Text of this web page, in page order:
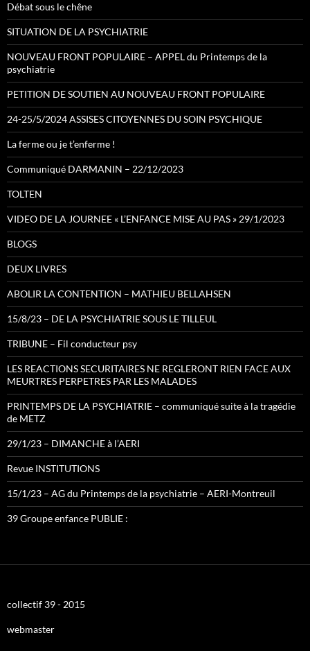
Débat sous le chêne
SITUATION DE LA PSYCHIATRIE
NOUVEAU FRONT POPULAIRE – APPEL du Printemps de la
psychiatrie
PETITION DE SOUTIEN AU NOUVEAU FRONT POPULAIRE
24-25/5/2024 ASSISES CITOYENNES DU SOIN PSYCHIQUE
La ferme ou je t’enferme !
Communiqué DARMANIN – 22/12/2023
TOLTEN
VIDEO DE LA JOURNEE « L’ENFANCE MISE AU PAS » 29/1/2023
BLOGS
DEUX LIVRES
ABOLIR LA CONTENTION – MATHIEU BELLAHSEN
15/8/23 – DE LA PSYCHIATRIE SOUS LE TILLEUL
TRIBUNE – Fil conducteur psy
LES REACTIONS SECURITAIRES NE REGLERONT RIEN FACE AUX
MEURTRES PERPETRES PAR LES MALADES
PRINTEMPS DE LA PSYCHIATRIE – communiqué suite à la tragédie
de METZ
29/1/23 – DIMANCHE à l’AERI
Revue INSTITUTIONS
15/1/23 – AG du Printemps de la psychiatrie – AERI-Montreuil
39 Groupe enfance PUBLIE :
collectif 39 - 2015
webmaster